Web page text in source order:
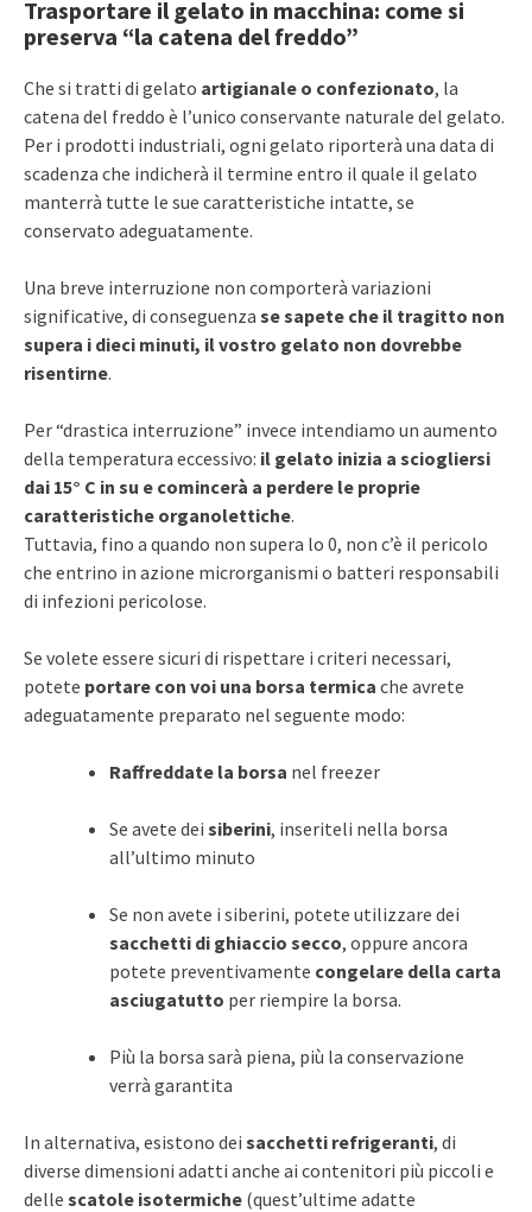
Trasportare il gelato in macchina: come si
preserva “la catena del freddo”
Che si tratti di gelato artigianale o confezionato, la
catena del freddo è l’unico conservante naturale del gelato.
Per i prodotti industriali, ogni gelato riporterà una data di
scadenza che indicherà il termine entro il quale il gelato
manterrà tutte le sue caratteristiche intatte, se
conservato adeguatamente.
Una breve interruzione non comporterà variazioni
significative, di conseguenza se sapete che il tragitto non
supera i dieci minuti, il vostro gelato non dovrebbe
risentirne.
Per “drastica interruzione” invece intendiamo un aumento
della temperatura eccessivo: il gelato inizia a sciogliersi
dai 15° C in su e comincerà a perdere le proprie
caratteristiche organolettiche.
Tuttavia, fino a quando non supera lo 0, non c’è il pericolo
che entrino in azione microrganismi o batteri responsabili
di infezioni pericolose.
Se volete essere sicuri di rispettare i criteri necessari,
potete portare con voi una borsa termica che avrete
adeguatamente preparato nel seguente modo:
Raffreddate la borsa nel freezer
Se avete dei siberini, inseriteli nella borsa
all’ultimo minuto
Se non avete i siberini, potete utilizzare dei
sacchetti di ghiaccio secco, oppure ancora
potete preventivamente congelare della carta
asciugatutto per riempire la borsa.
Più la borsa sarà piena, più la conservazione
verrà garantita
In alternativa, esistono dei sacchetti refrigeranti, di
diverse dimensioni adatti anche ai contenitori più piccoli e
delle scatole isotermiche (quest’ultime adatte